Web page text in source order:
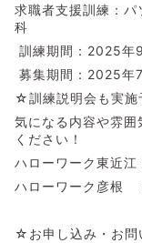
求職者支援訓練：
科
訓練期間：2025年
募集期間：2025年
☆訓練説明会も実
気になる内容や雰
ください！
ハローワーク東近
ハローワーク彦
☆お申し込み・お問